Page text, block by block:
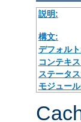
説明:
構文:
デフォル
コンテキ
ステータ
モジュー